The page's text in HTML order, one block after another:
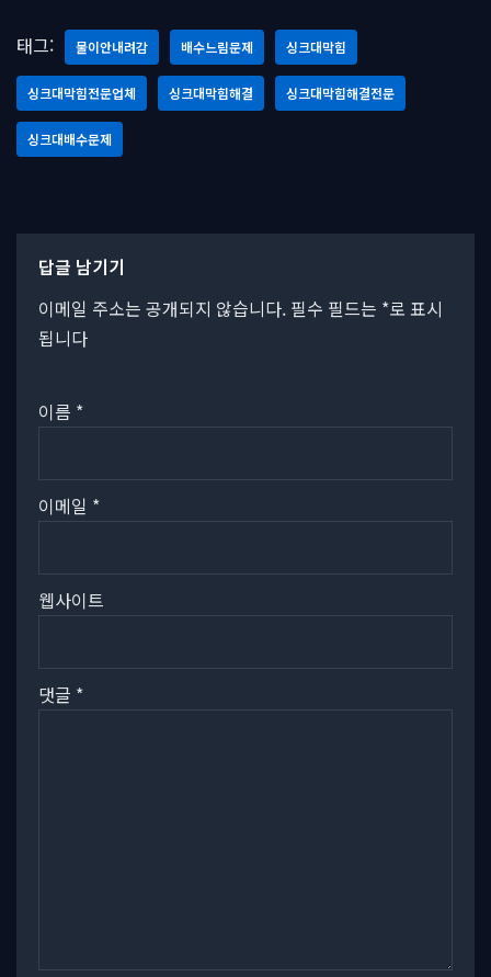
태그: 물이안내려감 배수느림문제 싱크대막힘
싱크대막힘전문업체 싱크대막힘해결 싱크대막힘해결전문
싱크대배수문제
답글 남기기
이메일 주소는 공개되지 않습니다. 필수 필드는 *로 표시
됩니다
이름 *
이메일 *
웹사이트
댓글 *